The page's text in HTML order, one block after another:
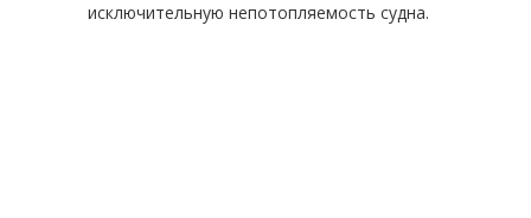
исключительную непотопляемость судна.